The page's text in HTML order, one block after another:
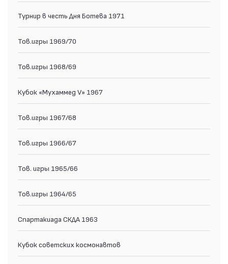
Турнир в честь Дня Ботева 1971
Тов.игры 1969/70
Тов.игры 1968/69
Кубок «Мухаммед V» 1967
Тов.игры 1967/68
Тов.игры 1966/67
Тов. игры 1965/66
Тов.игры 1964/65
Спартакиада СКДА 1963
Кубок советских космонавтов